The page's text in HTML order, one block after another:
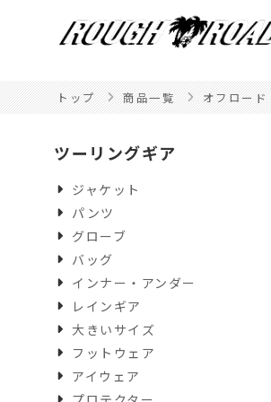
トップ 商品一覧 オフロード
ツーリングギア
ジャケット
パンツ
グローブ
バッグ
インナー・アンダー
レインギア
大きいサイズ
フットウェア
アイウェア